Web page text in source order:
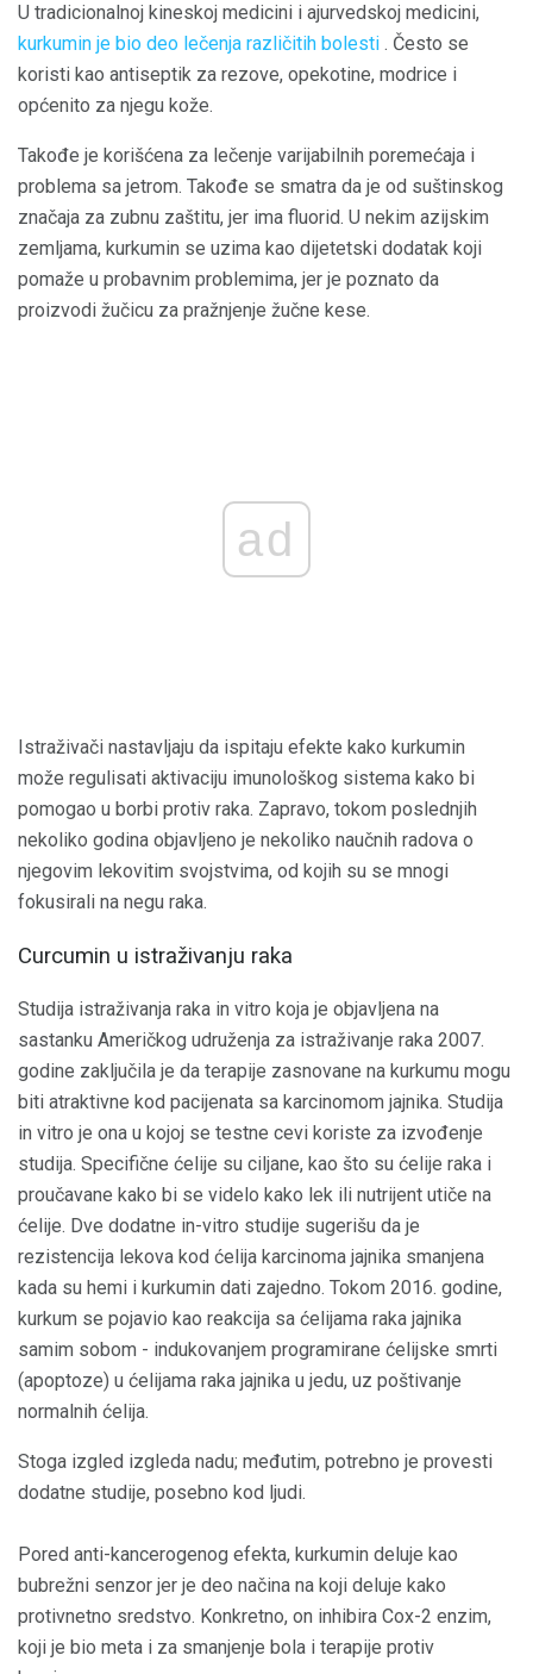
U tradicionalnoj kineskoj medicini i ajurvedskoj medicini,
kurkumin je bio deo lečenja različitih bolesti . Često se
koristi kao antiseptik za rezove, opekotine, modrice i
općenito za njegu kože.
Takođe je korišćena za lečenje varijabilnih poremećaja i
problema sa jetrom. Takođe se smatra da je od suštinskog
značaja za zubnu zaštitu, jer ima fluorid. U nekim azijskim
zemljama, kurkumin se uzima kao dijetetski dodatak koji
pomaže u probavnim problemima, jer je poznato da
proizvodi žučicu za pražnjenje žučne kese.
ad
Istraživači nastavljaju da ispitaju efekte kako kurkumin
može regulisati aktivaciju imunološkog sistema kako bi
pomogao u borbi protiv raka. Zapravo, tokom poslednjih
nekoliko godina objavljeno je nekoliko naučnih radova o
njegovim lekovitim svojstvima, od kojih su se mnogi
fokusirali na negu raka.
Curcumin u istraživanju raka
Studija istraživanja raka in vitro koja je objavljena na
sastanku Američkog udruženja za istraživanje raka 2007.
godine zaključila je da terapije zasnovane na kurkumu mogu
biti atraktivne kod pacijenata sa karcinomom jajnika. Studija
in vitro je ona u kojoj se testne cevi koriste za izvođenje
studija. Specifične ćelije su ciljane, kao što su ćelije raka i
proučavane kako bi se videlo kako lek ili nutrijent utiče na
ćelije. Dve dodatne in-vitro studije sugerišu da je
rezistencija lekova kod ćelija karcinoma jajnika smanjena
kada su hemi i kurkumin dati zajedno. Tokom 2016. godine,
kurkum se pojavio kao reakcija sa ćelijama raka jajnika
samim sobom - indukovanjem programirane ćelijske smrti
(apoptoze) u ćelijama raka jajnika u jedu, uz poštivanje
normalnih ćelija.
Stoga izgled izgleda nadu; međutim, potrebno je provesti
dodatne studije, posebno kod ljudi.
Pored anti-kancerogenog efekta, kurkumin deluje kao
bubrežni senzor jer je deo načina na koji deluje kako
protivnetno sredstvo. Konkretno, on inhibira Cox-2 enzim,
koji je bio meta i za smanjenje bola i terapije protiv